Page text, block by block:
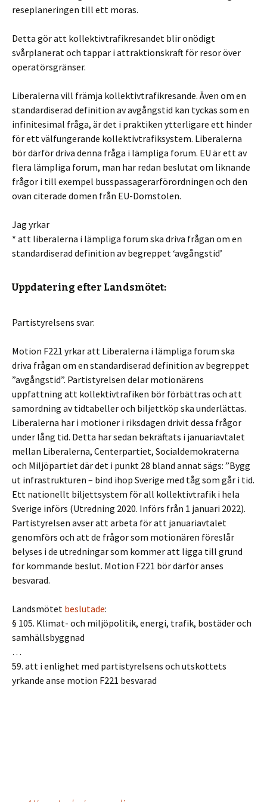
reseplaneringen till ett moras.
Detta gör att kollektivtrafikresandet blir onödigt
svårplanerat och tappar i attraktionskraft för resor över
operatörsgränser.
Liberalerna vill främja kollektivtrafikresande. Även om en
standardiserad definition av avgångstid kan tyckas som en
infinitesimal fråga, är det i praktiken ytterligare ett hinder
för ett välfungerande kollektivtrafiksystem. Liberalerna
bör därför driva denna fråga i lämpliga forum. EU är ett av
flera lämpliga forum, man har redan beslutat om liknande
frågor i till exempel busspassagerarförordningen och den
ovan citerade domen från EU-Domstolen.
Jag yrkar
* att liberalerna i lämpliga forum ska driva frågan om en
standardiserad definition av begreppet ‘avgångstid’
Uppdatering efter Landsmötet:
Partistyrelsens svar:
Motion F221 yrkar att Liberalerna i lämpliga forum ska
driva frågan om en standardiserad definition av begreppet
”avgångstid”. Partistyrelsen delar motionärens
uppfattning att kollektivtrafiken bör förbättras och att
samordning av tidtabeller och biljettköp ska underlättas.
Liberalerna har i motioner i riksdagen drivit dessa frågor
under lång tid. Detta har sedan bekräftats i januariavtalet
mellan Liberalerna, Centerpartiet, Socialdemokraterna
och Miljöpartiet där det i punkt 28 bland annat sägs: ”Bygg
ut infrastrukturen – bind ihop Sverige med tåg som går i tid.
Ett nationellt biljettsystem för all kollektivtrafik i hela
Sverige införs (Utredning 2020. Införs från 1 januari 2022).
Partistyrelsen avser att arbeta för att januariavtalet
genomförs och att de frågor som motionären föreslår
belyses i de utredningar som kommer att ligga till grund
för kommande beslut. Motion F221 bör därför anses
besvarad.
Landsmötet beslutade:
§ 105. Klimat- och miljöpolitik, energi, trafik, bostäder och
samhällsbyggnad
…
59. att i enlighet med partistyrelsens och utskottets
yrkande anse motion F221 besvarad